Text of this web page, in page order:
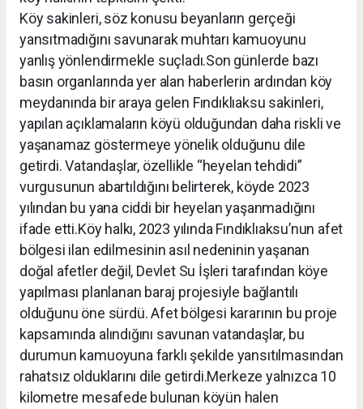
Köy sakinleri, söz konusu beyanların gerçeği
yansıtmadığını savunarak muhtarı kamuoyunu
yanlış yönlendirmekle suçladı.Son günlerde bazı
basın organlarında yer alan haberlerin ardından köy
meydanında bir araya gelen Fındıklıaksu sakinleri,
yapılan açıklamaların köyü olduğundan daha riskli ve
yaşanamaz göstermeye yönelik olduğunu dile
getirdi. Vatandaşlar, özellikle “heyelan tehdidi”
vurgusunun abartıldığını belirterek, köyde 2023
yılından bu yana ciddi bir heyelan yaşanmadığını
ifade etti.Köy halkı, 2023 yılında Fındıklıaksu’nun afet
bölgesi ilan edilmesinin asıl nedeninin yaşanan
doğal afetler değil, Devlet Su İşleri tarafından köye
yapılması planlanan baraj projesiyle bağlantılı
olduğunu öne sürdü. Afet bölgesi kararının bu proje
kapsamında alındığını savunan vatandaşlar, bu
durumun kamuoyuna farklı şekilde yansıtılmasından
rahatsız olduklarını dile getirdi.Merkeze yalnızca 10
kilometre mesafede bulunan köyün halen